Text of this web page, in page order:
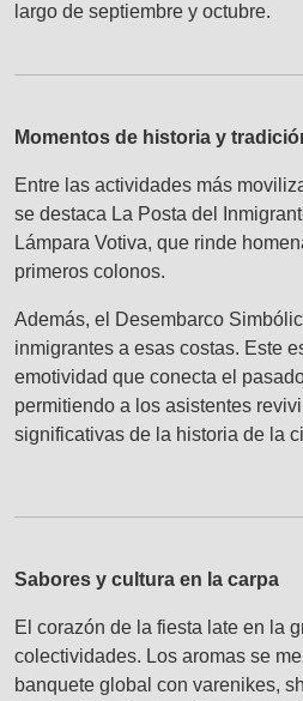
largo de septiembre y octubre.
Momentos de historia y
Entre las actividades más
se destaca La Posta del
Lámpara Votiva, que rinde
primeros colonos.
Además, el Desembarco
inmigrantes a esas costas. Este
emotividad que conecta el
permitiendo a los asistentes
significativas de la historia de la
Sabores y cultura en la carpa
El corazón de la fiesta late en la
colectividades. Los aromas se
banquete global con varenikes,